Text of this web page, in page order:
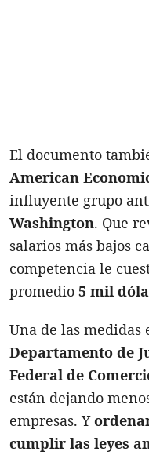
El documento
American
influyente grupo
Washington. Que
salarios más bajos
competencia le
promedio 5 mil
Una de las
Departamento de
Federal de
están dejando
empresas. Y
cumplir las leyes